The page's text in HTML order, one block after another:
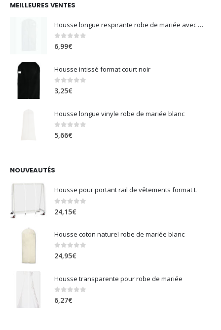
MEILLEURES VENTES
Housse longue respirante robe de mariée avec soufflet blanc
0 sur 5
6,99€
Housse intissé format court noir
0 sur 5
3,25€
Housse longue vinyle robe de mariée blanc
0 sur 5
5,66€
NOUVEAUTÉS
Housse pour portant rail de vêtements format L
0 sur 5
24,15€
Housse coton naturel robe de mariée blanc
0 sur 5
24,95€
Housse transparente pour robe de mariée
0 sur 5
6,27€